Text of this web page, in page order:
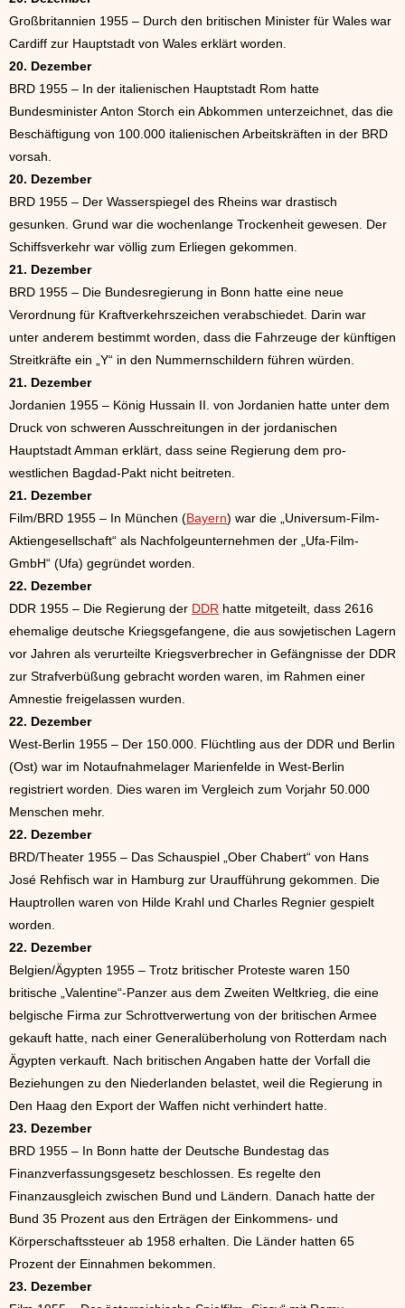
Großbritannien 1955 – Durch den britischen Minister für Wales war
Cardiff zur Hauptstadt von Wales erklärt worden.
20. Dezember
BRD 1955 – In der italienischen Hauptstadt Rom hatte
Bundesminister Anton Storch ein Abkommen unterzeichnet, das die
Beschäftigung von 100.000 italienischen Arbeitskräften in der BRD
vorsah.
20. Dezember
BRD 1955 – Der Wasserspiegel des Rheins war drastisch
gesunken. Grund war die wochenlange Trockenheit gewesen. Der
Schiffsverkehr war völlig zum Erliegen gekommen.
21. Dezember
BRD 1955 – Die Bundesregierung in Bonn hatte eine neue
Verordnung für Kraftverkehrszeichen verabschiedet. Darin war
unter anderem bestimmt worden, dass die Fahrzeuge der künftigen
Streitkräfte ein „Y“ in den Nummernschildern führen würden.
21. Dezember
Jordanien 1955 – König Hussain II. von Jordanien hatte unter dem
Druck von schweren Ausschreitungen in der jordanischen
Hauptstadt Amman erklärt, dass seine Regierung dem pro-
westlichen Bagdad-Pakt nicht beitreten.
21. Dezember
Film/BRD 1955 – In München (Bayern) war die „Universum-Film-
Aktiengesellschaft“ als Nachfolgeunternehmen der „Ufa-Film-
GmbH“ (Ufa) gegründet worden.
22. Dezember
DDR 1955 – Die Regierung der DDR hatte mitgeteilt, dass 2616
ehemalige deutsche Kriegsgefangene, die aus sowjetischen Lagern
vor Jahren als verurteilte Kriegsverbrecher in Gefängnisse der DDR
zur Strafverbüßung gebracht worden waren, im Rahmen einer
Amnestie freigelassen wurden.
22. Dezember
West-Berlin 1955 – Der 150.000. Flüchtling aus der DDR und Berlin
(Ost) war im Notaufnahmelager Marienfelde in West-Berlin
registriert worden. Dies waren im Vergleich zum Vorjahr 50.000
Menschen mehr.
22. Dezember
BRD/Theater 1955 – Das Schauspiel „Ober Chabert“ von Hans
José Rehfisch war in Hamburg zur Uraufführung gekommen. Die
Hauptrollen waren von Hilde Krahl und Charles Regnier gespielt
worden.
22. Dezember
Belgien/Ägypten 1955 – Trotz britischer Proteste waren 150
britische „Valentine“-Panzer aus dem Zweiten Weltkrieg, die eine
belgische Firma zur Schrottverwertung von der britischen Armee
gekauft hatte, nach einer Generalüberholung von Rotterdam nach
Ägypten verkauft. Nach britischen Angaben hatte der Vorfall die
Beziehungen zu den Niederlanden belastet, weil die Regierung in
Den Haag den Export der Waffen nicht verhindert hatte.
23. Dezember
BRD 1955 – In Bonn hatte der Deutsche Bundestag das
Finanzverfassungsgesetz beschlossen. Es regelte den
Finanzausgleich zwischen Bund und Ländern. Danach hatte der
Bund 35 Prozent aus den Erträgen der Einkommens- und
Körperschaftssteuer ab 1958 erhalten. Die Länder hatten 65
Prozent der Einnahmen bekommen.
23. Dezember